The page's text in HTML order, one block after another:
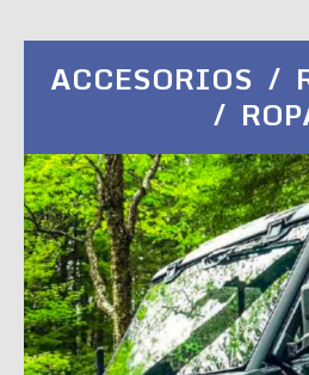
ACCESORIOS /
/